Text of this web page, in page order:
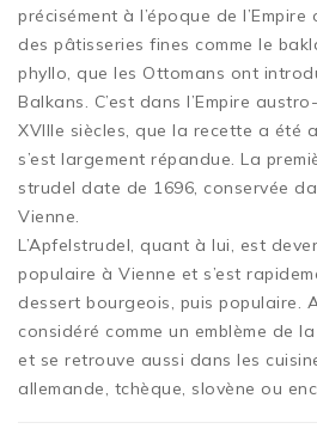
précisément à l’époque de
des pâtisseries fines comme le
phyllo, que les Ottomans ont
Balkans. C’est dans l’Empire
XVIIIe siècles, que la recette a été
s’est largement répandue. La
strudel date de 1696, conservée
Vienne.
L’Apfelstrudel, quant à lui, est
populaire à Vienne et s’est
dessert bourgeois, puis populaire.
considéré comme un emblème de
et se retrouve aussi dans les
allemande, tchèque, slovène ou